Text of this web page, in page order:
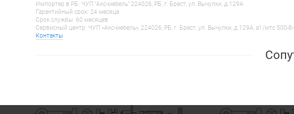
Импортер в РБ: ЧУП "Акс-мебель" 224026, РБ, г. Брест, ул. Вычулки, д.129А
Гарантийный срок: 24 месяца
Срок службы: 60 месяцев
Сервисный центр: ЧУП «Акс-мебель», 224026, РБ, г. Брест, ул. Вычулки, д.129А, a1/мтс 500-
Контакты